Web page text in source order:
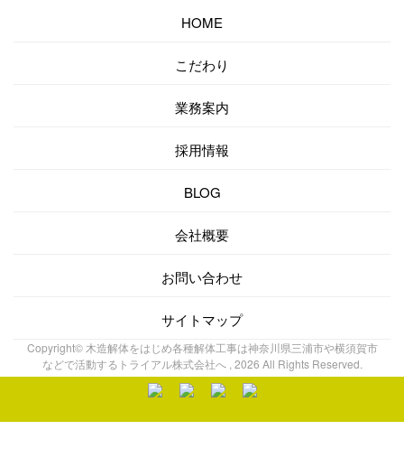
HOME
こだわり
業務案内
採用情報
BLOG
会社概要
お問い合わせ
サイトマップ
Copyright© 木造解体をはじめ各種解体工事は神奈川県三浦市や横須賀市
などで活動するトライアル株式会社へ , 2026 All Rights Reserved.